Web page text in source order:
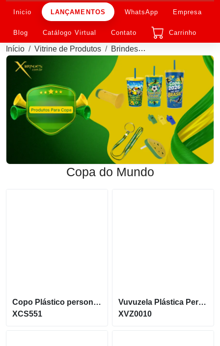
Inicio LANÇAMENTOS WhatsApp Empresa
Blog Catálogo Virtual Contato Carrinho
Início Vitrine de Produtos Brindes
Copa do Mundo
Copo Plástico personalizado In Mold Label 360 XCS551
XCS551
Vuvuzela Plástica Personalizada para eventos XVZ0010
XVZ0010